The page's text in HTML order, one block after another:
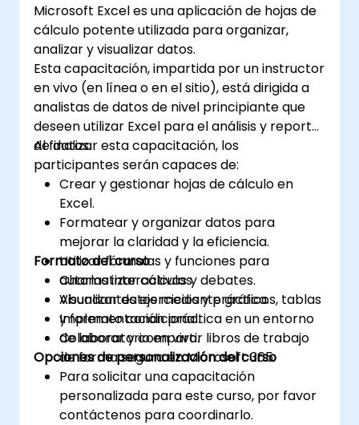
Microsoft Excel es una aplicación de hojas de
cálculo potente utilizada para organizar,
analizar y visualizar datos.
Esta capacitación, impartida por un instructor
en vivo (en línea o en el sitio), está dirigida a
analistas de datos de nivel principiante que
deseen utilizar Excel para el análisis y reporte
de datos.
Al finalizar esta capacitación, los
participantes serán capaces de:
Crear y gestionar hojas de cálculo en
Excel.
Formatear y organizar datos para
mejorar la claridad y la eficiencia.
Utilizar fórmulas y funciones para
automatizar cálculos.
Visualizar datos mediante gráficos, tablas
y formato condicional.
Colaborar y compartir libros de trabajo
de forma segura en Microsoft 365.
Formato del curso
Charlas interactivas y debates.
Abundantes ejercicios y práctica.
Implementación práctica en un entorno
de laboratorio en vivo.
Opciones de personalización del curso
Para solicitar una capacitación
personalizada para este curso, por favor
contáctenos para coordinarlo.